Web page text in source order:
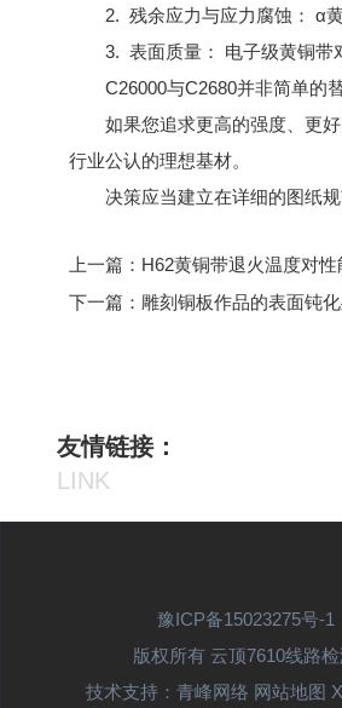
2. 残余应力与应力腐蚀： α
3. 表面质量： 电子级黄铜带
C26000与C2680并非简单的
如果您追求更高的强度、更
行业公认的理想基材。
决策应当建立在详细的图纸
上一篇： H62黄铜带退火温度对性
下一篇： 雕刻铜板作品的表面钝
友情链接：
LINK
豫ICP备15023275号-1
版权所有 云顶7610线路检
技术支持：青峰网络 网站地图